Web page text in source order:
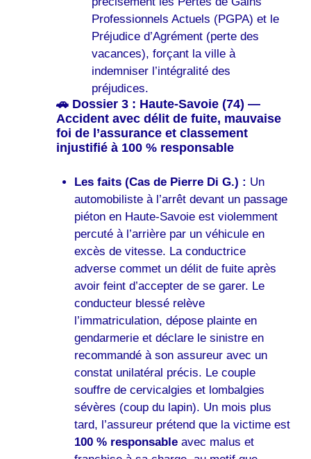
Professionnels Actuels (PGPA) et le
Préjudice d’Agrément (perte des
vacances), forçant la ville à
indemniser l’intégralité des
préjudices.
🚗 Dossier 3 : Haute-Savoie (74) —
Accident avec délit de fuite, mauvaise
foi de l’assurance et classement
injustifié à 100 % responsable
Les faits (Cas de Pierre Di G.) : Un
automobiliste à l’arrêt devant un passage
piéton en Haute-Savoie est violemment
percuté à l’arrière par un véhicule en
excès de vitesse. La conductrice
adverse commet un délit de fuite après
avoir feint d’accepter de se garer. Le
conducteur blessé relève
l’immatriculation, dépose plainte en
gendarmerie et déclare le sinistre en
recommandé à son assureur avec un
constat unilatéral précis. Le couple
souffre de cervicalgies et lombalgies
sévères (coup du lapin). Un mois plus
tard, l’assureur prétend que la victime est
100 % responsableavec malus et